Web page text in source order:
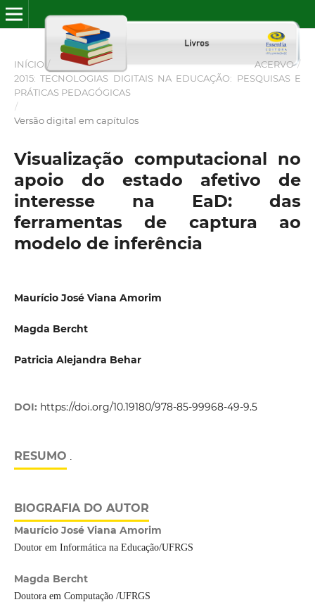
INÍCIO / ACERVO /
2015: TECNOLOGIAS DIGITAIS NA EDUCAÇÃO: PESQUISAS E
PRÁTICAS PEDAGÓGICAS
/
Versão digital em capítulos
Visualização computacional no
apoio do estado afetivo de
interesse na EaD: das
ferramentas de captura ao
modelo de inferência
Maurício José Viana Amorim
Magda Bercht
Patricia Alejandra Behar
DOI: https://doi.org/10.19180/978-85-99968-49-9.5
RESUMO .
BIOGRAFIA DO AUTOR
Maurício José Viana Amorim
Doutor em Informática na Educação/UFRGS
Magda Bercht
Doutora em Computação /UFRGS